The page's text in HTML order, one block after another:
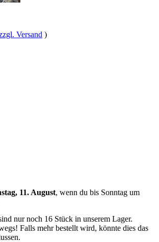
Versand )
11. August, wenn du bis Sonntag um
nur noch 16 Stück in unserem Lager.
Falls mehr bestellt wird, könnte dies das